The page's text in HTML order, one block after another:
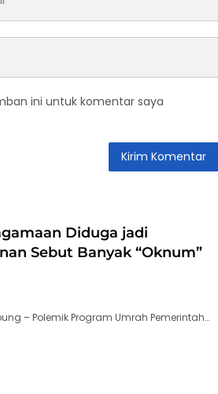
ini untuk komentar saya
Diduga jadi
Sebut Banyak “Oknum”
– Polemik Program Umrah Pemerintah…